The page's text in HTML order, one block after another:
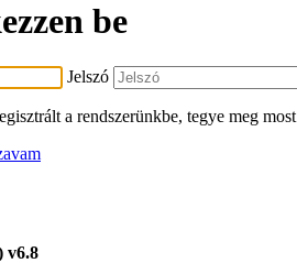
be
Jelszó
a rendszerünkbe, tegye meg
v6.8